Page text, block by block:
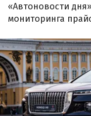
«Автоновости
мониторинга